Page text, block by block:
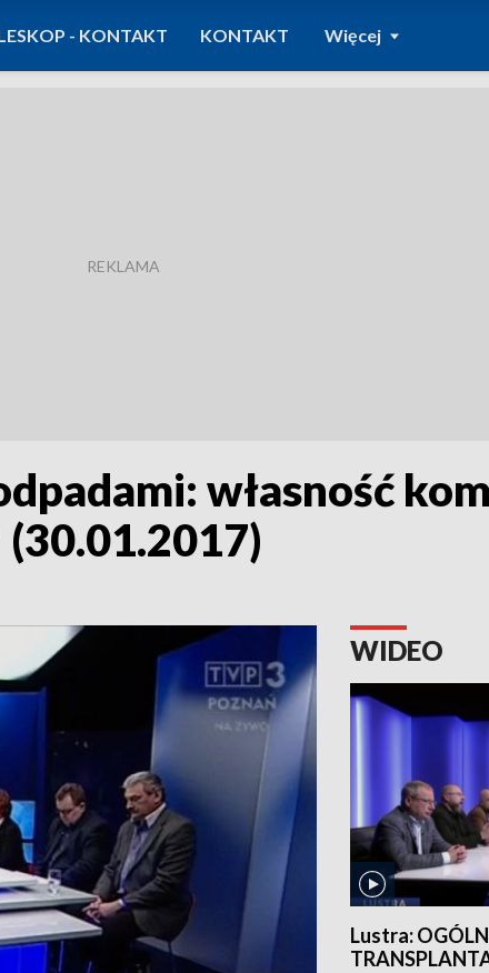
- KONTAKT KONTAKT Więcej
własność
WIDEO
Lustra: